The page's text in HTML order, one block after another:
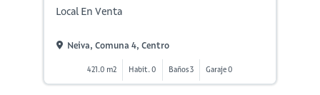
Local En Venta
Neiva, Comuna 4, Centro
421.0 m2 Habit. 0 Baños 3 Garaje 0